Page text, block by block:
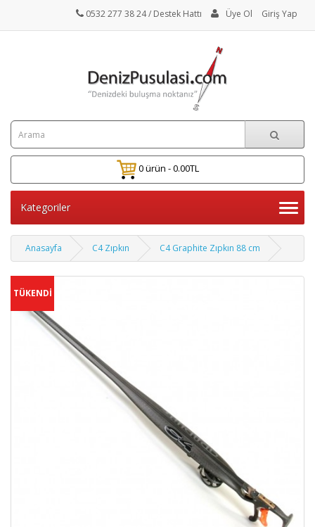
0532 277 38 24/ Destek Hattı Üye Ol Giriş Yap
0 ürün - 0.00TL
Kategoriler
Anasayfa C4 Zıpkın C4 Graphite Zıpkın 88 cm
TÜKENDİ